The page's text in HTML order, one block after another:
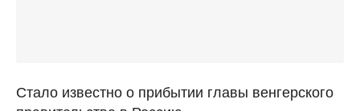
Стало известно о прибытии главы венгерского